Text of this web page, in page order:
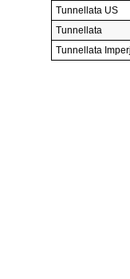
Tunnellata US
Tunnellata
Tunnellata